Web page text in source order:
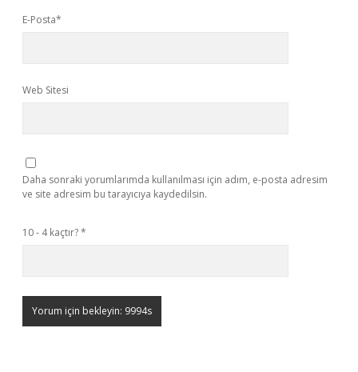
E-Posta*
Web Sitesi
Daha sonraki yorumlarımda kullanılması için adım, e-posta adresim
ve site adresim bu tarayıcıya kaydedilsin.
10 - 4 kaçtır?*